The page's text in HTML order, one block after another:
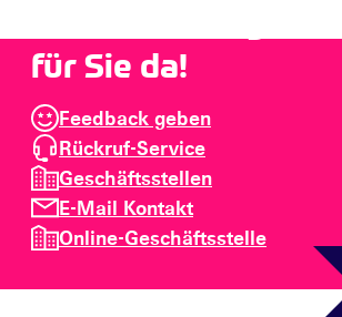
für Sie da!
Feedback geben
Rückruf-Service
Geschäftsstellen
E-Mail Kontakt
Online-Geschäftsstelle